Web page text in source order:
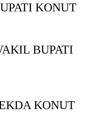
KONUT
BUPATI
KONUT